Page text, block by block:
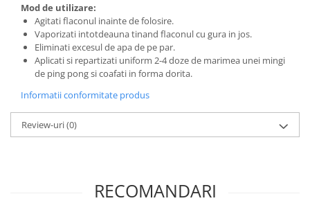
Mod de utilizare:
Agitati flaconul inainte de folosire.
Vaporizati intotdeauna tinand flaconul cu gura in jos.
Eliminati excesul de apa de pe par.
Aplicati si repartizati uniform 2-4 doze de marimea unei mingi
de ping pong si coafati in forma dorita.
Informatii conformitate produs
Review-uri(0)
RECOMANDARI